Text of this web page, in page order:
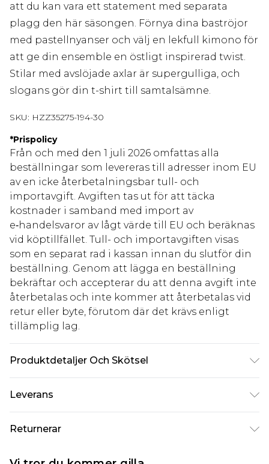
att du kan vara ett statement med separata
plagg den här säsongen. Förnya dina baströjor
med pastellnyanser och välj en lekfull kimono för
att ge din ensemble en östligt inspirerad twist.
Stilar med avslöjade axlar är supergulliga, och
slogans gör din t-shirt till samtalsämne.
SKU: HZZ35275-194-30
*Prispolicy
Från och med den 1 juli 2026 omfattas alla
beställningar som levereras till adresser inom EU
av en icke återbetalningsbar tull- och
importavgift. Avgiften tas ut för att täcka
kostnader i samband med import av
e‑handelsvaror av lågt värde till EU och beräknas
vid köptillfället. Tull- och importavgiften visas
som en separat rad i kassan innan du slutför din
beställning. Genom att lägga en beställning
bekräftar och accepterar du att denna avgift inte
återbetalas och inte kommer att återbetalas vid
retur eller byte, förutom där det krävs enligt
tillämplig lag.
Produktdetaljer Och Skötsel
Leverans
Standardleverans Sverige
kr80
Returnerar